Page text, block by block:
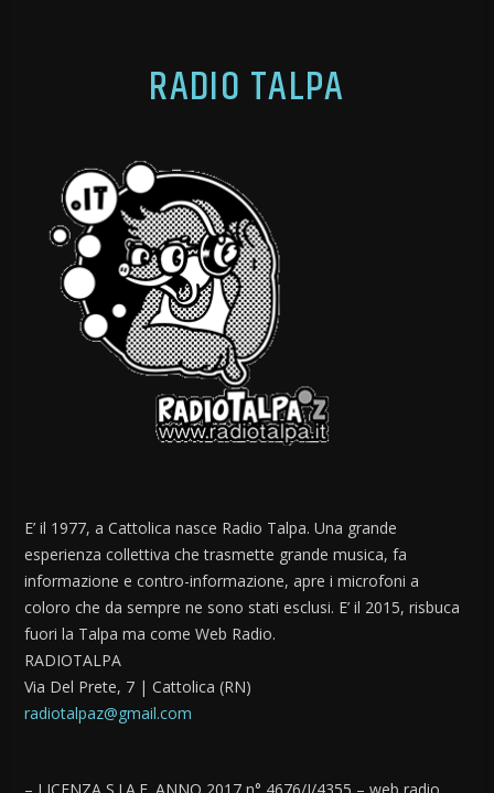
RADIO TALPA
E’ il 1977, a Cattolica nasce Radio Talpa. Una grande
esperienza collettiva che trasmette grande musica, fa
informazione e contro-informazione, apre i microfoni a
coloro che da sempre ne sono stati esclusi. E’ il 2015, risbuca
fuori la Talpa ma come Web Radio.
RADIOTALPA
Via Del Prete, 7 | Cattolica (RN)
radiotalpaz@gmail.com